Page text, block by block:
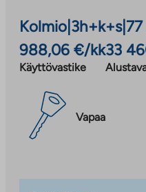
Kolmio 3h+k+s| 77
988,06 €/kk
Käyttövastike
33
Vapaa